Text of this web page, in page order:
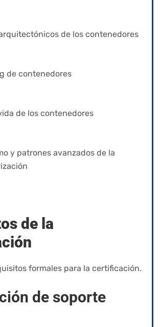
de los contenedores
de contenedores
de los contenedores
y patrones avanzados de la
de la
formales para la certificación.
de soporte